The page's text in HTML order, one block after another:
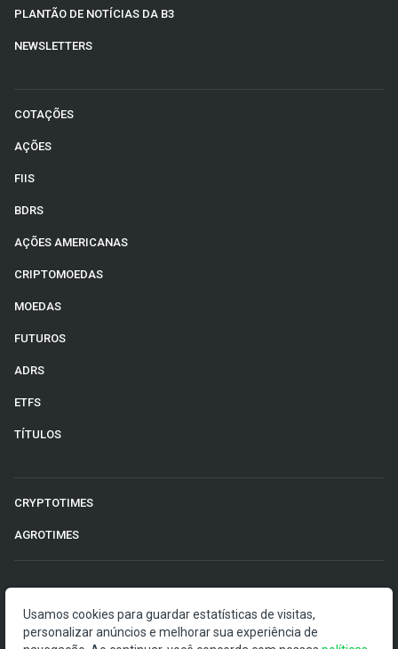
PLANTÃO DE NOTÍCIAS DA B3
NEWSLETTERS
COTAÇÕES
AÇÕES
FIIS
BDRS
AÇÕES AMERICANAS
CRIPTOMOEDAS
MOEDAS
FUTUROS
ADRS
ETFS
TÍTULOS
CRYPTOTIMES
AGROTIMES
O Money Times publica matérias de cunho jornalístico, que
Usamos cookies para guardar estatísticas de visitas,
personalizar anúncios e melhorar sua experiência de